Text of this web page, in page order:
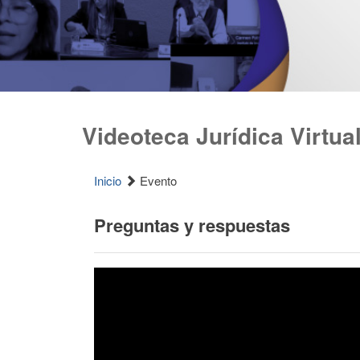
Videoteca Jurídica
Inicio Evento
Preguntas y respuestas